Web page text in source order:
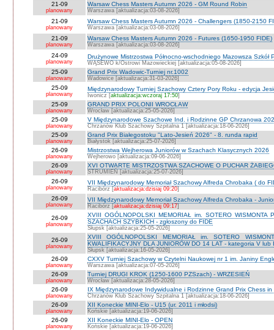
21-09
planowany
Warsaw Chess Masters Autumn 2026 - GM Round Robin
Warszawa [aktualizacja:03-08-2026]
21-09
planowany
Warsaw Chess Masters Autumn 2026 - Challengers (1850-2150
Warszawa [aktualizacja:03-08-2026]
21-09
planowany
Warsaw Chess Masters Autumn 2026 - Futures (1650-1950 FIDE)
Warszawa [aktualizacja:03-08-2026]
24-09
planowany
Drużynowe Mistrzostwa Północno-wschodniego Mazowsza Szkół
WĄSEWO k/Ostrowi Mazowieckiej [aktualizacja:05-08-2026]
25-09
planowany
Grand Prix Wadowic-Turniej nr.1002
Wadowice [aktualizacja:31-03-2026]
25-09
planowany
Międzynarodowy Turniej Szachowy Cztery Pory Roku - edycja
Iwonicz [aktualizacja:wczoraj 17:50]
25-09
planowany
GRAND PRIX POLONII WROCŁAW
Wrocław [aktualizacja:25-05-2026]
25-09
planowany
V Międzynarodowe Szachowe Ind. i Rodzinne GP Chrzanowa
Chrzanów Klub Szachowy Szpitalna 1 [aktualizacja:18-06-2026]
25-09
planowany
Grand Prix Białegostoku "Lato-Jesień 2026" - 8. runda rapid
Białystok [aktualizacja:25-07-2026]
26-09
planowany
Mistrzostwa Wejherowa Juniorów w Szachach Klasycznych 2026
Wejherowo [aktualizacja:09-06-2026]
26-09
planowany
XVI OTWARTE MISTRZOSTWA SZACHOWE O PUCHAR
STRUMIEŃ [aktualizacja:25-07-2026]
26-09
planowany
VII Międzynarodowy Memoriał Szachowy Alfreda Chrobaka ( do
Racibórz [aktualizacja:dzisiaj 09:20]
26-09
planowany
VII Międzynarodowy Memoriał Szachowy Alfreda Chrobaka -
Racibórz [aktualizacja:dzisiaj 09:17]
26-09
planowany
XVIII OGÓLNOPOLSKI MEMORIAŁ im. SOTERO WISMONTA
SZACHACH SZYBKICH - zgłoszony do FIDE
Słupsk [aktualizacja:25-05-2026]
26-09
planowany
XVIII OGÓLNOPOLSKI MEMORIAŁ im. SOTERO
KWALIFIKACYJNY DLA JUNIORÓW DO 14 LAT - kategoria V
Słupsk [aktualizacja:16-05-2026]
26-09
planowany
CXXV Turniej Szachowy w Czytelni Naukowej nr 1 im. Janiny
Warszawa [aktualizacja:07-05-2026]
26-09
planowany
Turniej DRUGI KROK (1250-1600 PZSzach) - WRZESIEŃ
Wrocław [aktualizacja:28-05-2026]
26-09
planowany
IX Międzynarodowe Indywidualne i Rodzinne Grand Prix Chess
Chrzanów Klub Szachowy Szpitalna 1 [aktualizacja:18-06-2026]
26-09
planowany
XII Koneckie MINI-Elo - U15 (ur. 2011 i młodsi)
Końskie [aktualizacja:19-06-2026]
26-09
planowany
XII Koneckie MINI-Elo - OPEN
Końskie [aktualizacja:19-06-2026]